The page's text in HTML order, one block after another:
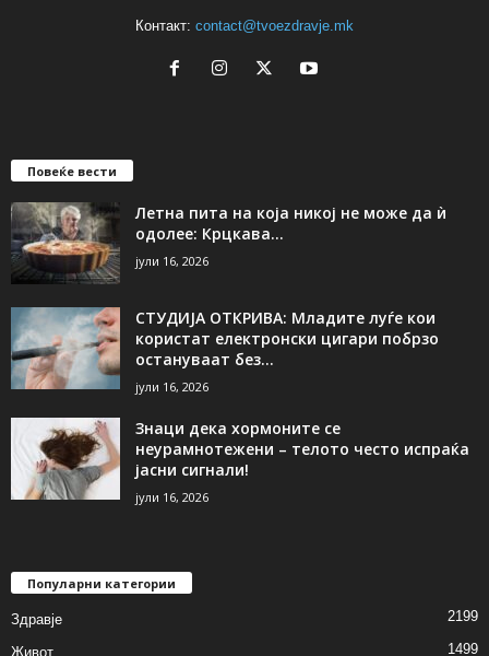
Контакт: contact@tvoezdravje.mk
Повеќе вести
Летна пита на која никој не може да ѝ
одолее: Крцкава...
јули 16, 2026
СТУДИЈА ОТКРИВА: Младите луѓе кои
користат електронски цигари побрзо
остануваат без...
јули 16, 2026
Знаци дека хормоните се
неурамнотежени – телото често испраќа
јасни сигнали!
јули 16, 2026
Популарни категории
Здравје 2199
Живот 1499